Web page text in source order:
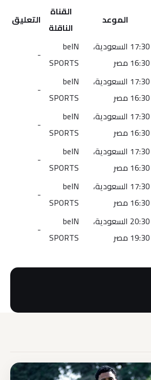
الموعد
القناة
الناقلة
التعليق
17:30 السعودية،
16:30 مصر
beIN
SPORTS
-
17:30 السعودية،
16:30 مصر
beIN
SPORTS
-
17:30 السعودية،
16:30 مصر
beIN
SPORTS
-
17:30 السعودية،
16:30 مصر
beIN
SPORTS
-
17:30 السعودية،
16:30 مصر
beIN
SPORTS
-
20:30 السعودية،
19:30 مصر
beIN
SPORTS
-